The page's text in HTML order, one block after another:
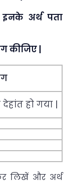
अर्थ पता
कीजिए |
हो गया |
लिखें और अर्थ